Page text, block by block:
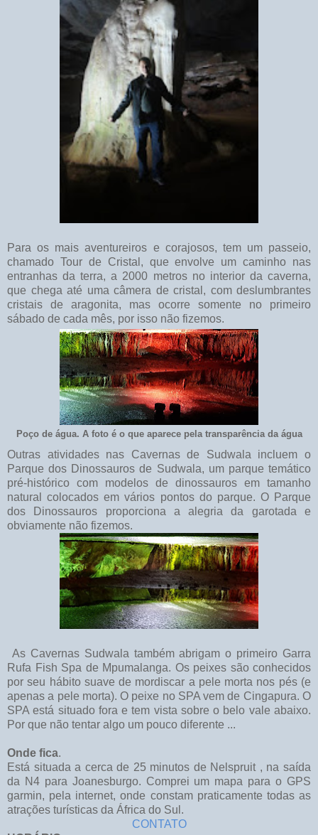
Para os mais aventureiros e corajosos, tem um passeio,
chamado Tour de Cristal, que envolve um caminho nas
entranhas da terra, a 2000 metros no interior da caverna,
que chega até uma câmera de cristal, com deslumbrantes
cristais de aragonita, mas ocorre somente no primeiro
sábado de cada mês, por isso não fizemos.
Poço de água. A foto é o que aparece pela transparência da água
Outras atividades nas Cavernas de Sudwala incluem o
Parque dos Dinossauros de Sudwala, um parque temático
pré-histórico com modelos de dinossauros em tamanho
natural colocados em vários pontos do parque. O Parque
dos Dinossauros proporciona a alegria da garotada e
obviamente não fizemos.
As Cavernas Sudwala também abrigam o primeiro Garra
Rufa Fish Spa de Mpumalanga. Os peixes são conhecidos
por seu hábito suave de mordiscar a pele morta nos pés (e
apenas a pele morta). O peixe no SPA vem de Cingapura. O
SPA está situado fora e tem vista sobre o belo vale abaixo.
Por que não tentar algo um pouco diferente ...
Onde fica.
Está situada a cerca de 25 minutos de Nelspruit , na saída
da N4 para Joanesburgo. Comprei um mapa para o GPS
garmin, pela internet, onde constam praticamente todas as
atrações turísticas da África do Sul.
CONTATO